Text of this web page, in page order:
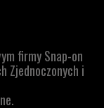
firmy Snap-on
Zjednoczonych i